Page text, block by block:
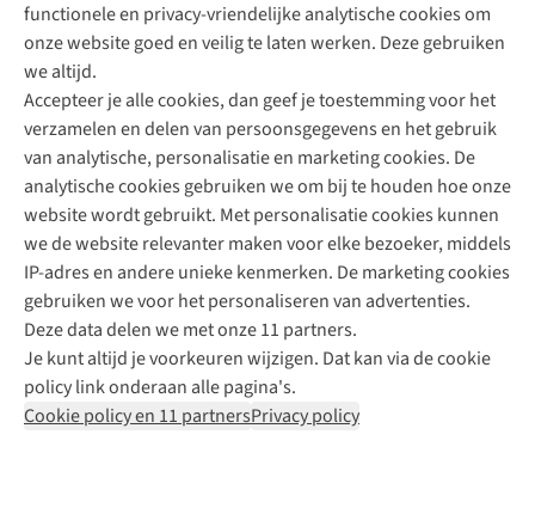
functionele en privacy-vriendelijke analytische cookies om
onze website goed en veilig te laten werken. Deze gebruiken
we altijd.
Accepteer je alle cookies, dan geef je toestemming voor het
verzamelen en delen van persoonsgegevens en het gebruik
van analytische, personalisatie en marketing cookies. De
analytische cookies gebruiken we om bij te houden hoe onze
website wordt gebruikt. Met personalisatie cookies kunnen
we de website relevanter maken voor elke bezoeker, middels
IP-adres en andere unieke kenmerken. De marketing cookies
gebruiken we voor het personaliseren van advertenties.
Deze data delen we met onze 11 partners.
Je kunt altijd je voorkeuren wijzigen. Dat kan via de cookie
policy link onderaan alle pagina's.
Cookie policy en 11 partnersPrivacy policy
Direct advies van een Buitenexpert
+31 (0)85 888 50 88
+31 6 12 28 49 80
Contactformulier